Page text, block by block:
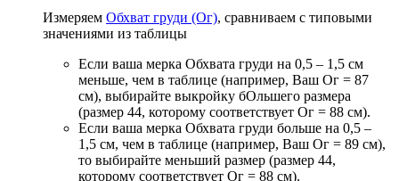
Измеряем Обхват груди (Ог), сравниваем с типовыми
значениями из таблицы
Если ваша мерка Обхвата груди на 0,5 – 1,5 см
меньше, чем в таблице (например, Ваш Ог = 87
см), выбирайте выкройку бОльшего размера
(размер 44, которому соответствует Ог = 88 см).
Если ваша мерка Обхвата груди больше на 0,5 –
1,5 см, чем в таблице (например, Ваш Ог = 89 см),
то выбирайте меньший размер (размер 44,
которому соответствует Ог = 88 см).